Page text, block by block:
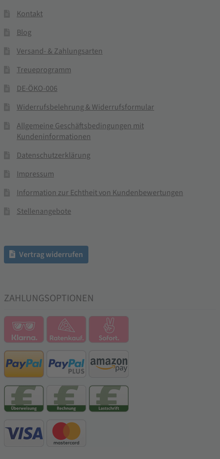
Kontakt
Blog
Versand- & Zahlungsarten
Treueprogramm
DE-ÖKO-006
Widerrufsbelehrung & Widerrufsformular
Allgemeine Geschäftsbedingungen mit
Kundeninformationen
Datenschutzerklärung
Impressum
Information zur Echtheit von Kundenbewertungen
Stellenangebote
Vertrag widerrufen
ZAHLUNGSOPTIONEN